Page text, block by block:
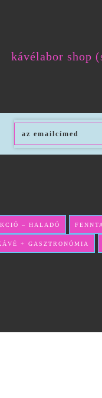
kávélabor shop
– HALADÓ
+ GASZTRONÓMIA